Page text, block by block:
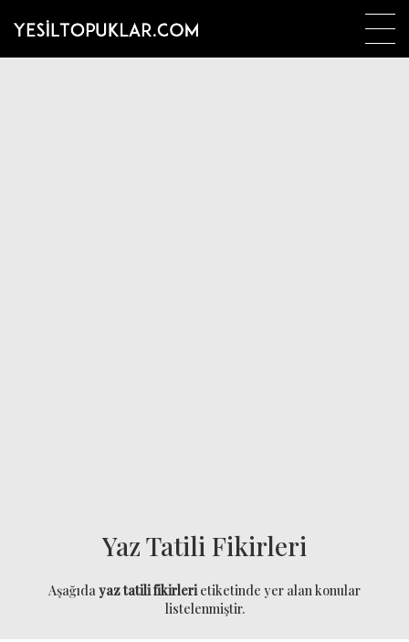
Yaz Tatili Fikirleri
Aşağıdayaz tatili fikirlerietiketinde yer alan konular
listelenmiştir.